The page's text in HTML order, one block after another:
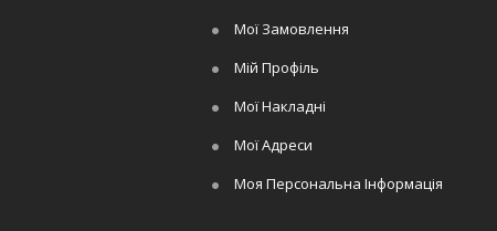
Мої Замовлення
Мій Профіль
Мої Накладні
Мої Адреси
Моя Персональна Інформація